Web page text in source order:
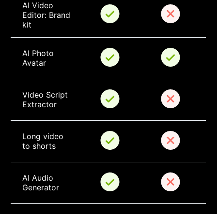
AI Video
Editor: Brand
kit
AI Photo
Avatar
Video Script
Extractor
Long video
to shorts
AI Audio
Generator